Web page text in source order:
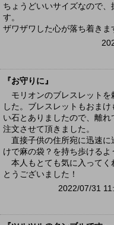
ちょうどいいサイズなので
す。
ザワザワした心が落ち着きま
『お守りに』
モリオンのブレスレットを
した。ブレスレットもおま
い石とありましたので、離
注文させて頂きました。
直接子供の住所宛に迅速に
けで麻の袋？を持ち歩けるよ
本人もとても気に入ってく
とうございました！
2022/07/31